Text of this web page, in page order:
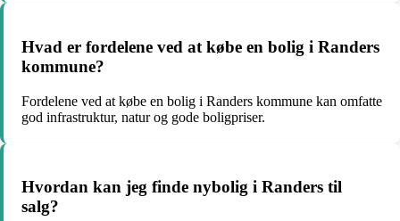
Hvad er fordelene ved at købe en bolig i Randers
kommune?
Fordelene ved at købe en bolig i Randers kommune kan omfatte
god infrastruktur, natur og gode boligpriser.
Hvordan kan jeg finde nybolig i Randers til
salg?